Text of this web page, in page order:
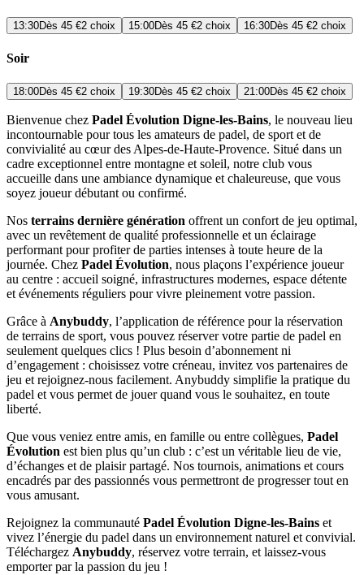
13:30Dès 45 €2 choix 15:00Dès 45 €2 choix 16:30Dès 45 €2 choix
Soir
18:00Dès 45 €2 choix 19:30Dès 45 €2 choix 21:00Dès 45 €2 choix
Bienvenue chez Padel Évolution Digne-les-Bains, le nouveau lieu
incontournable pour tous les amateurs de padel, de sport et de
convivialité au cœur des Alpes-de-Haute-Provence. Situé dans un
cadre exceptionnel entre montagne et soleil, notre club vous
accueille dans une ambiance dynamique et chaleureuse, que vous
soyez joueur débutant ou confirmé.
Nos terrains dernière génération offrent un confort de jeu optimal,
avec un revêtement de qualité professionnelle et un éclairage
performant pour profiter de parties intenses à toute heure de la
journée. Chez Padel Évolution, nous plaçons l’expérience joueur
au centre : accueil soigné, infrastructures modernes, espace détente
et événements réguliers pour vivre pleinement votre passion.
Grâce à Anybuddy, l’application de référence pour la réservation
de terrains de sport, vous pouvez réserver votre partie de padel en
seulement quelques clics ! Plus besoin d’abonnement ni
d’engagement : choisissez votre créneau, invitez vos partenaires de
jeu et rejoignez-nous facilement. Anybuddy simplifie la pratique du
padel et vous permet de jouer quand vous le souhaitez, en toute
liberté.
Que vous veniez entre amis, en famille ou entre collègues, Padel
Évolution est bien plus qu’un club : c’est un véritable lieu de vie,
d’échanges et de plaisir partagé. Nos tournois, animations et cours
encadrés par des passionnés vous permettront de progresser tout en
vous amusant.
Rejoignez la communauté Padel Évolution Digne-les-Bains et
vivez l’énergie du padel dans un environnement naturel et convivial.
Téléchargez Anybuddy, réservez votre terrain, et laissez-vous
emporter par la passion du jeu !